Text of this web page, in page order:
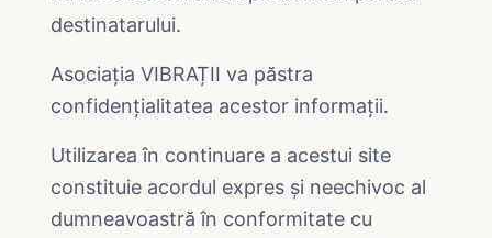
destinatarului.
Asociația VIBRAȚII va păstra
confidențialitatea acestor informații.
Utilizarea în continuare a acestui site
constituie acordul expres și neechivoc al
dumneavoastră în conformitate cu